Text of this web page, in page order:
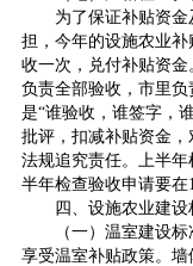
为了保证补贴资金
担，今年的设施农业
收一次，兑付补贴资
负责全部验收，市里
是“谁验收，谁签字，
批评，扣减补贴资金
法规追究责任。上半
半年检查验收申请要在
四、设施农业建设
（一）温室建设标
享受温室补贴政策。